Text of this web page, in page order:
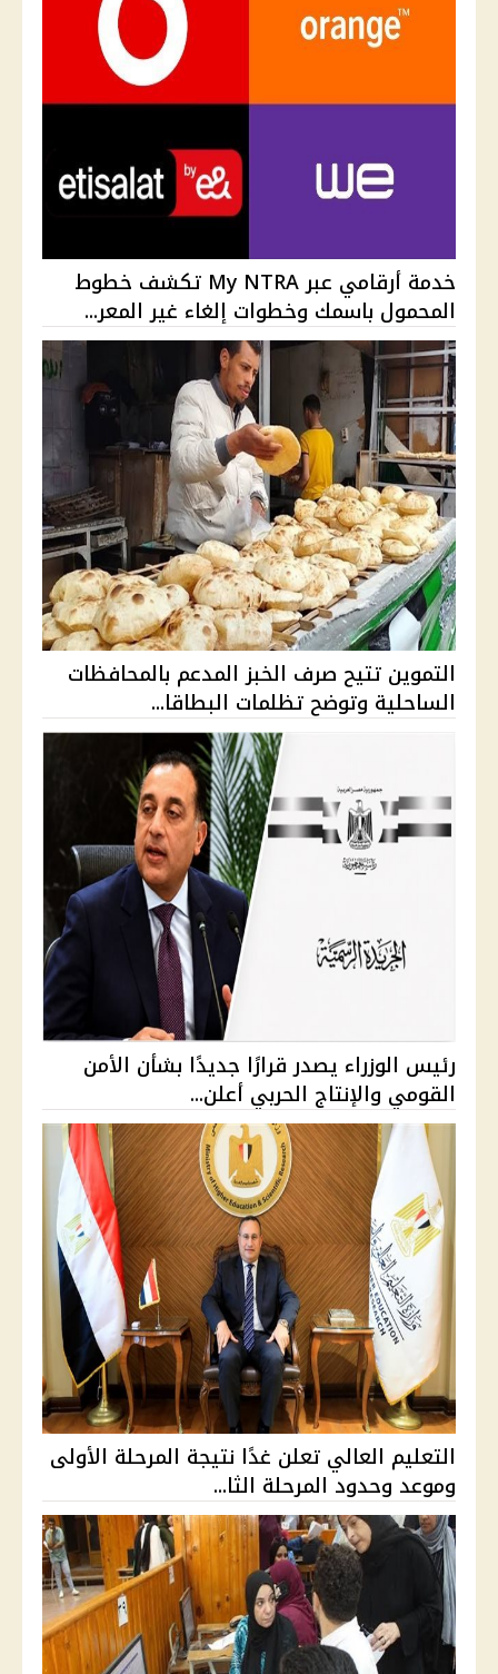
خدمة أرقامي عبر My NTRA تكشف خطوط
المحمول باسمك وخطوات إلغاء غير المعر...
التموين تتيح صرف الخبز المدعم بالمحافظات
الساحلية وتوضح تظلمات البطاقا...
رئيس الوزراء يصدر قرارًا جديدًا بشأن الأمن
القومي والإنتاج الحربي أعلن...
التعليم العالي تعلن غدًا نتيجة المرحلة الأولى
وموعد وحدود المرحلة الثا...